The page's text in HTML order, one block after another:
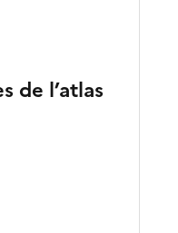
de l’atlas